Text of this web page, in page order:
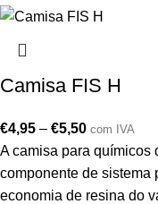
Camisa FIS H
€4,95 – €5,50 com IVA
A camisa para químicos
componente de sistema
economia de resina do